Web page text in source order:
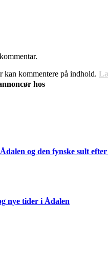
kommentere på indhold.
hos
og den fynske sult efter
nye tider i Ådalen